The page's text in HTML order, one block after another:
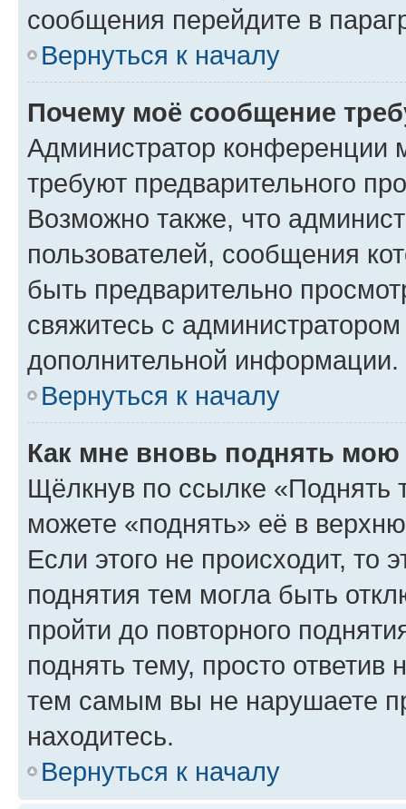
сообщения перейдите в
Вернуться к началу
Почему моё сообщение
Администратор конференции
требуют предварительного
Возможно также, что
пользователей, сообщения
быть предварительно
свяжитесь с
дополнительной информации.
Вернуться к началу
Как мне вновь поднять мою
Щёлкнув по ссылке «Поднять
можете «поднять» её в
Если этого не происходит, то
поднятия тем могла быть
пройти до повторного
поднять тему, просто ответив
тем самым вы не нарушаете
находитесь.
Вернуться к началу